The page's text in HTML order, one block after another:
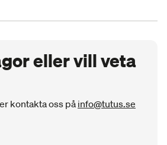
eller vill veta
kontakta oss på info@tutus.se